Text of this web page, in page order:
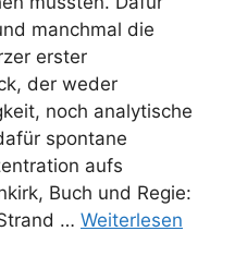
manchmal die
erster
der weder
noch analytische
spontane
aufs
Buch und Regie:
… Weiterlesen